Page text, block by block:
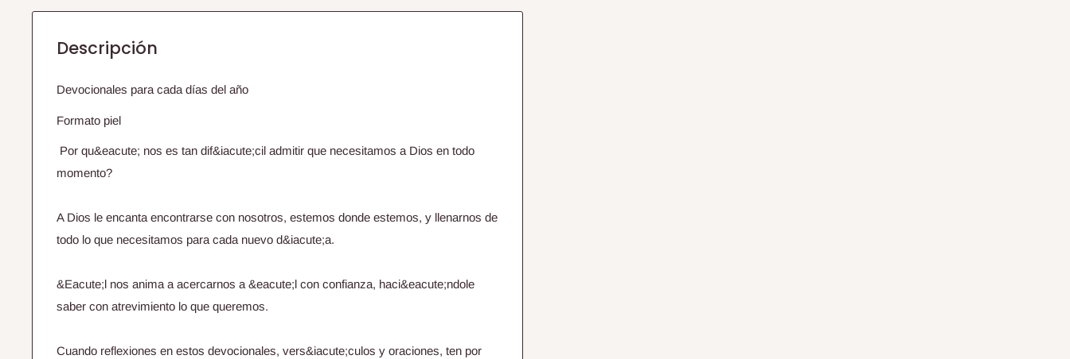
Descripción
Devocionales para cada días del año
Formato piel
Por qu&eacute; nos es tan dif&iacute;cil admitir que necesitamos a Dios en todo
momento?
A Dios le encanta encontrarse con nosotros, estemos donde estemos, y llenarnos de
todo lo que necesitamos para cada nuevo d&iacute;a.
&Eacute;l nos anima a acercarnos a &eacute;l con confianza, haci&eacute;ndole
saber con atrevimiento lo que queremos.
Cuando reflexiones en estos devocionales, vers&iacute;culos y oraciones, ten por